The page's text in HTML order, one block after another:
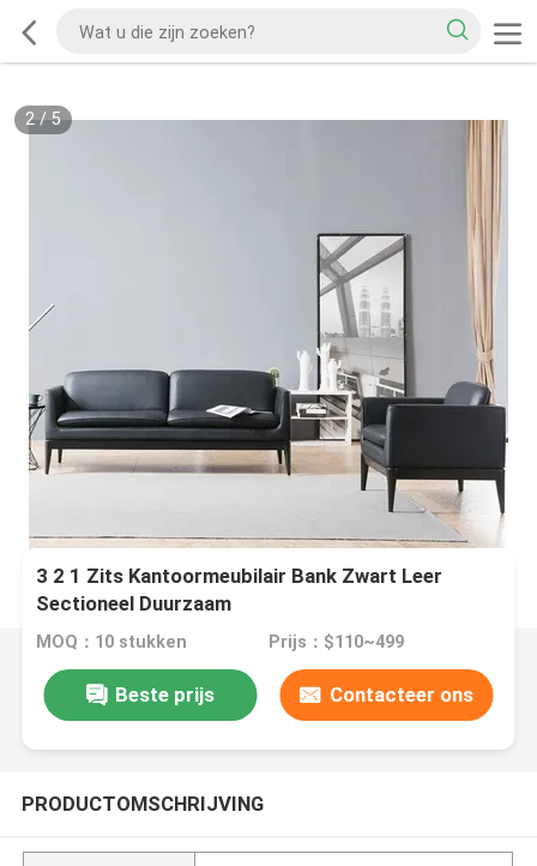
2/5
3 2 1 Zits Kantoormeubilair Bank Zwart Leer
Sectioneel Duurzaam
MOQ：10 stukken Prijs：$110~499
Beste prijs Contacteer ons
PRODUCTOMSCHRIJVING